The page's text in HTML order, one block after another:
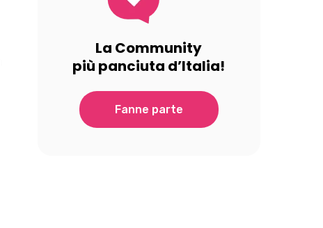
La Community
più panciuta d’Italia!
Fanne parte